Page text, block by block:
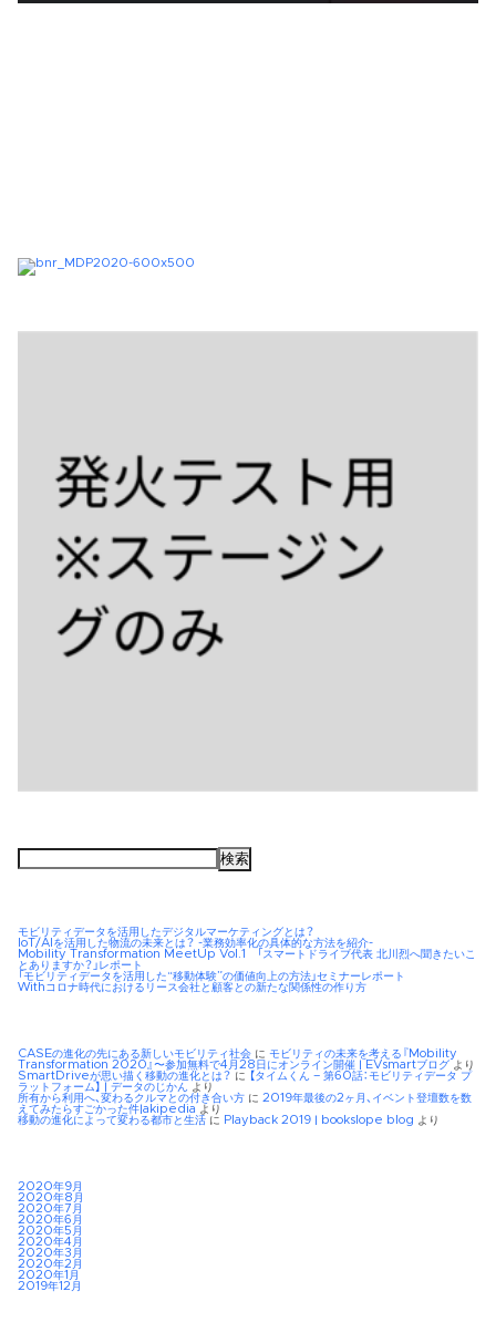
検
モビリティデータを活用したデジタルマーケティングとは？
IoT/AIを活用した物流の未来とは？ -業務効率化の具体的な方法を紹介-
Mobility Transformation MeetUp Vol.1 「スマートドライブ代表 北川烈へ聞きたいこ
とありますか？」レポート
「モビリティデータを活用した“移動体験”の価値向上の方法」セミナーレポート
Withコロナ時代におけるリース会社と顧客との新たな関係性の作り方
CASEの進化の先にある新しいモビリティ社会 に モビリティの未来を考える『Mobility
Transformation 2020』〜参加無料で4月28日にオンライン開催 | EVsmartブログ より
SmartDriveが思い描く移動の進化とは？ に
【タイムくん – 第60話：モビリティデータ プ
ラットフォーム】 | データのじかん より
所有から利用へ、変わるクルマとの付き合い方 に 2019年最後の2ヶ月、イベント登壇数を数
えてみたらすごかった件|akipedia より
移動の進化によって変わる都市と生活 に Playback 2019 | bookslope blog より
2020年9月
2020年8月
2020年7月
2020年6月
2020年5月
2020年4月
2020年3月
2020年2月
2020年1月
2019年12月